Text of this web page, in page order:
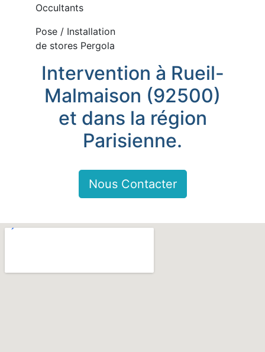
Occultants
Pose / Installation
de stores Pergola
Intervention à Rueil-
Malmaison (92500)
et dans la région
Parisienne.
Nous Contacter